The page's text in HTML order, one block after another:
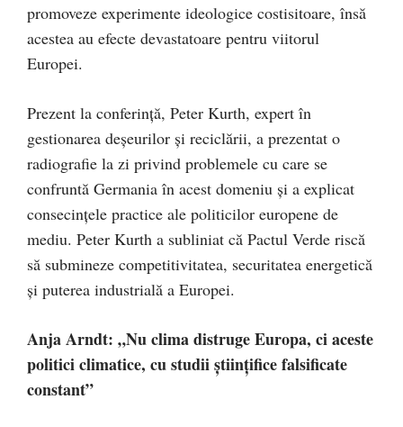
promoveze experimente ideologice costisitoare, însă
acestea au efecte devastatoare pentru viitorul
Europei.
Prezent la conferință, Peter Kurth, expert în
gestionarea deșeurilor și reciclării, a prezentat o
radiografie la zi privind problemele cu care se
confruntă Germania în acest domeniu și a explicat
consecințele practice ale politicilor europene de
mediu. Peter Kurth a subliniat că Pactul Verde riscă
să submineze competitivitatea, securitatea energetică
și puterea industrială a Europei.
Anja Arndt: „Nu clima distruge Europa, ci aceste
politici climatice, cu studii științifice falsificate
constant”